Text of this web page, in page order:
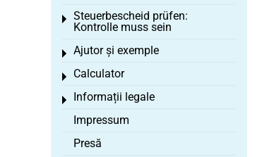
Steuerbescheid prüfen:
Kontrolle muss sein
Toggle menu
Ajutor și exemple
Toggle menu
Calculator
Toggle menu
Informații legale
Toggle menu
Impressum
Presă